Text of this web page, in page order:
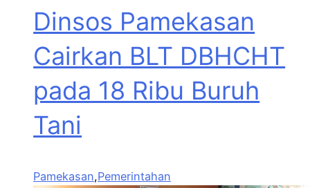
Dinsos Pamekasan
Cairkan BLT DBHCHT
pada 18 Ribu Buruh
Tani
Pamekasan,Pemerintahan